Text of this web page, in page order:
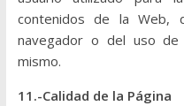
contenidos de la Web,
navegador o del uso de
mismo.
11.-Calidad de la Página